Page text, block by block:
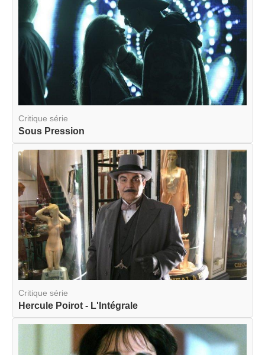
Critique série
Sous Pression
Critique série
Hercule Poirot - L'Intégrale